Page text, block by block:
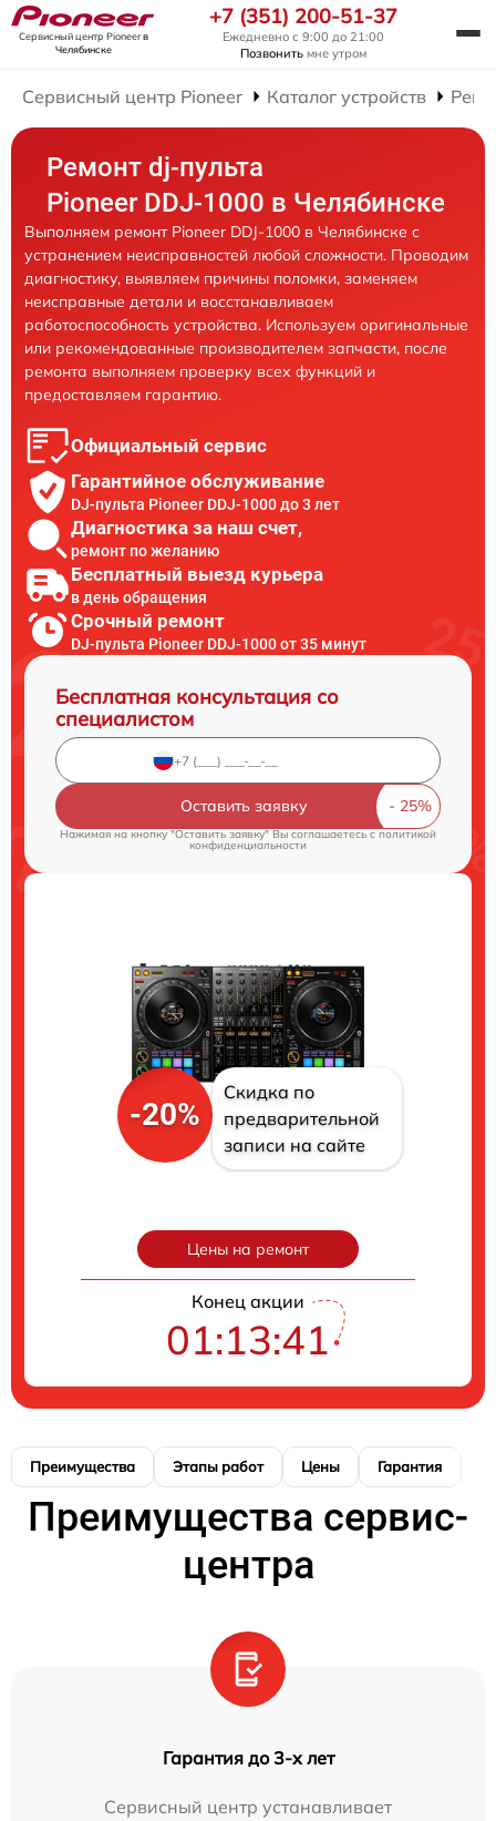
Сервисный центр Pioneerв
Челябинске
+7 (351) 200-51-37
Ежедневно с 9:00 до 21:00
Позвонить мне утром
Сервисный центр Pioneer Каталог устройств
Ремонт dj-пульта
Pioneer DDJ-1000 в Челябинске
Выполняем ремонт Pioneer DDJ-1000 в Челябинске с
устранением неисправностей любой сложности. Проводим
диагностику, выявляем причины поломки, заменяем
неисправные детали и восстанавливаем
работоспособность устройства. Используем оригинальные
или рекомендованные производителем запчасти, после
ремонта выполняем проверку всех функций и
предоставляем гарантию.
Официальный сервис
Гарантийное обслуживание
DJ-пульта Pioneer DDJ-1000 до 3 лет
Диагностика за наш счет,
ремонт по желанию
Бесплатный выезд курьера
в день обращения
Срочный ремонт
DJ-пульта Pioneer DDJ-1000 от 35 минут
Бесплатная консультация со
специалистом
Оставить заявку
Нажимая на кнопку "Оставить заявку" Вы соглашаетесь cполитикой
конфиденциальности
-20%
Скидка по
предварительной
записи на сайте
Цены на ремонт
Конец акции
01:13:40
Преимущества Этапы работ Цены Гарантия
Преимущества сервис-
центра
Гарантия до 3-х лет
Сервисный центр устанавливает